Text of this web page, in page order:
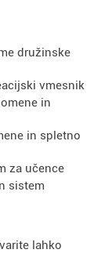
družinske
vmesnik
in
in spletno
za učence
sistem
lahko